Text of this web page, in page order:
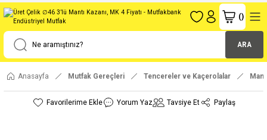
ARA
()
Anasayfa Mutfak Gereçleri Tencereler ve Kaçerolalar
Yorum Yaz Tavsiye Et Paylaş